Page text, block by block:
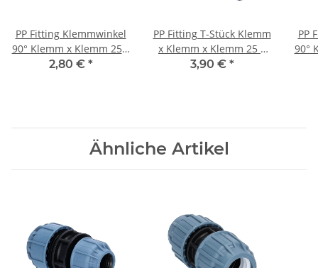
PP Fitting Klemmwinkel
90° Klemm x Klemm 25 x
25 mm PN16 DVGW
2,80 € *
PP Fitting T-Stück Klemm
x Klemm x Klemm 25 x
25 x 25 mm PN16 DVGW
3,90 € *
PP
90°
Ähnliche Artikel